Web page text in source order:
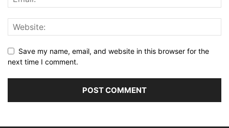
Save my name, email, and website in this browser for the
next time I comment.